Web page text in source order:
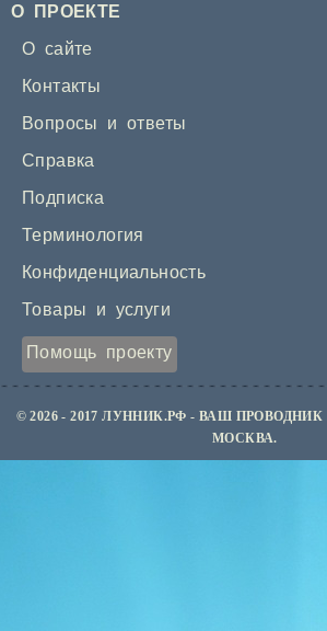
О ПРОЕКТЕ
О сайте
Контакты
Вопросы и ответы
Справка
Подписка
Терминология
Конфиденциальность
Товары и услуги
Помощь проекту
© 2026 - 2017 ЛУННИК.РФ - ВАШ
МОСКВА.